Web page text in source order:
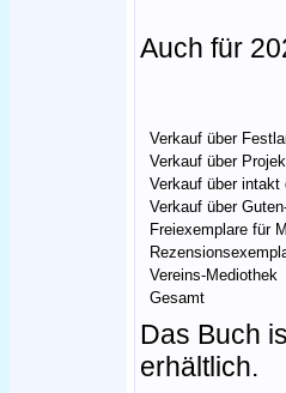
Auch für
Verkauf über
Verkauf über
Verkauf über intakt
Verkauf über
Freiexemplare für
Vereins-Mediothek
Gesamt
Das Buch
erhältlich.